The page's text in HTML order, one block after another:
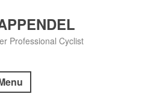
Professional Cyclist